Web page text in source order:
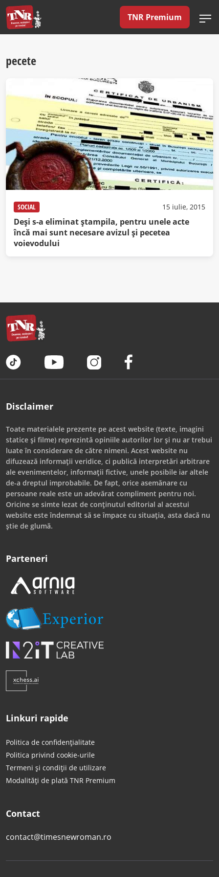
TNR Premium
pecete
SOCIAL 15 iulie, 2015
Deși s-a eliminat ștampila, pentru unele acte
încă mai sunt necesare avizul și pecetea
voievodului
Disclaimer
Toate materialele prezente pe acest website (texte, imagini
statice și filme) reprezintă opiniile autorilor lor și nu ar trebui
luate în considerare de către nimeni. Acest website nu
difuzează informații veridice, ci publică interpretări arbitrare
ale evenimentelor, informații fictive, unele posibile iar altele
de-a dreptul improbabile. De fapt, orice asemănare cu
persoane reale este un adevărat compliment pentru noi.
Oricine se simte lezat de conținutul editorial al acestui
website este îndemnat să se împace cu situația, asta dacă nu
știe de glumă.
Parteneri
Linkuri rapide
Politica de confidențialitate
Politica privind cookie-urile
Termeni și condiții de utilizare
Modalități de plată TNR Premium
Contact
contact@timesnewroman.ro